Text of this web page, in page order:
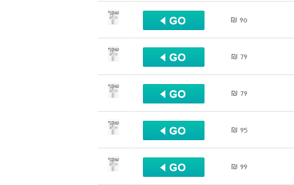
90 ₪
שתף
79 ₪
שתף
79 ₪
שתף
95 ₪
שתף
99 ₪
שתף